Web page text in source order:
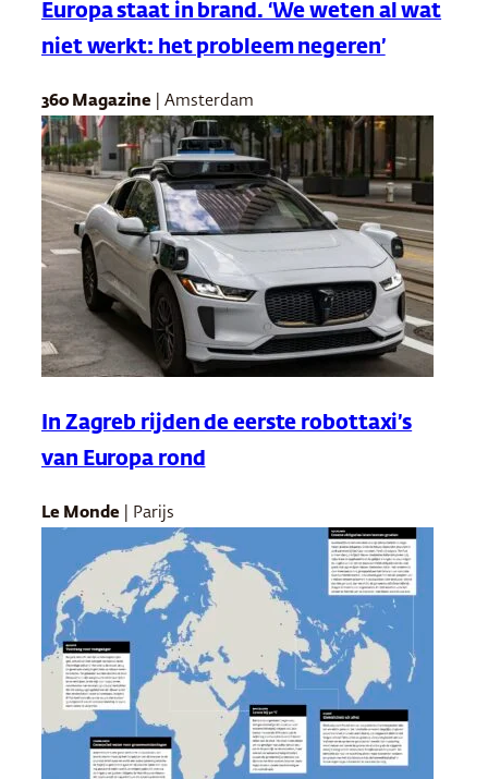
Europa staat in brand. ‘We weten al wat
niet werkt: het probleem negeren’
360 Magazine | Amsterdam
In Zagreb rijden de eerste robottaxi’s
van Europa rond
Le Monde | Parijs